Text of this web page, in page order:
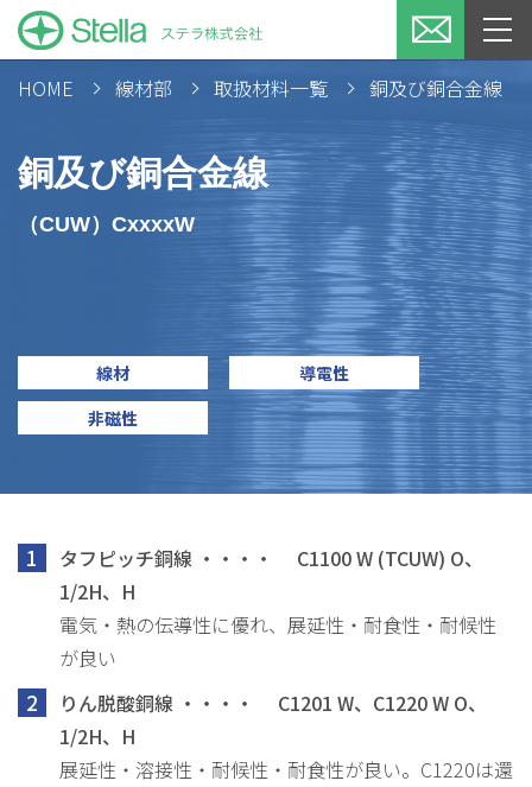
HOME 線材部 取扱材料一覧 銅及び銅合金線
銅及び銅合金線
（CUW）CxxxxW
線材
導電性
非磁性
1
タフピッチ銅線 ・・・・ C1100 W (TCUW) O、
1/2H、H
電気・熱の伝導性に優れ、展延性・耐食性・耐候性
が良い
2
りん脱酸銅線 ・・・・ C1201 W、C1220 W O、
1/2H、H
展延性・溶接性・耐候性・耐食性が良い。 C1220は還